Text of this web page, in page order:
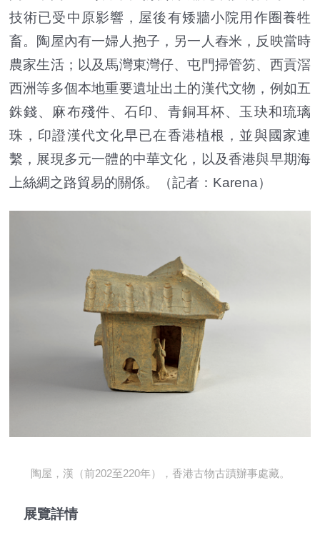
技術已受中原影響，屋後有矮牆小院用作圈養牲
畜。陶屋內有一婦人抱子，另一人舂米，反映當時
農家生活；以及馬灣東灣仔、屯門掃管笏、西貢滘
西洲等多個本地重要遺址出土的漢代文物，例如五
銖錢、麻布殘件、石印、青銅耳杯、玉玦和琉璃
珠，印證漢代文化早已在香港植根，並與國家連
繫，展現多元一體的中華文化，以及香港與早期海
上絲綢之路貿易的關係。（記者：Karena）
陶屋，漢（前202至220年），香港古物古蹟辦事處藏。
展覽詳情